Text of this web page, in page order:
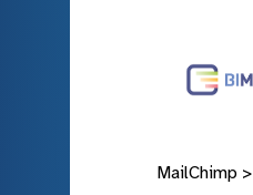
MailChimp